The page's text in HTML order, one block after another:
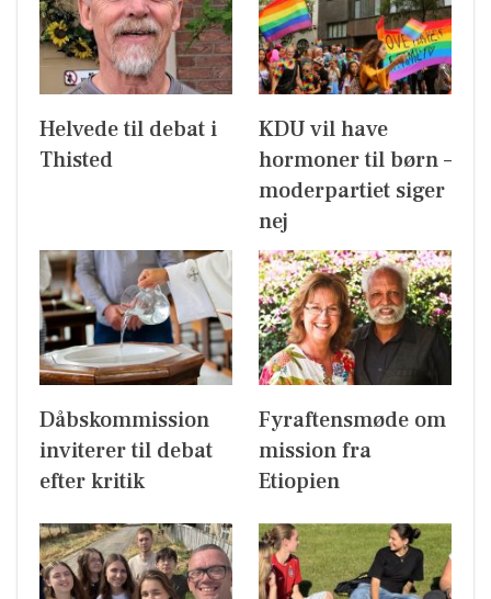
Helvede til debat i
Thisted
KDU vil have
hormoner til børn –
moderpartiet siger
nej
Dåbskommission
inviterer til debat
efter kritik
Fyraftensmøde om
mission fra
Etiopien